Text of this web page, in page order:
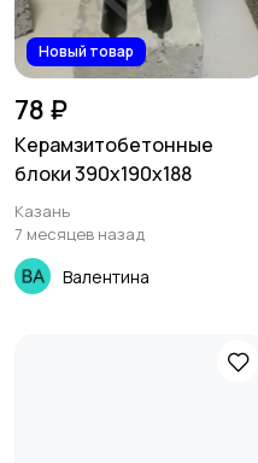
Новый товар
78 ₽
Керамзитобетонные
блоки 390х190х188
Казань
7 месяцев назад
Валентина